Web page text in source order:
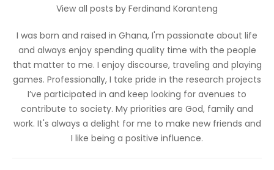
View all posts by Ferdinand Koranteng
I was born and raised in Ghana, I'm passionate about life
and always enjoy spending quality time with the people
that matter to me. I enjoy discourse, traveling and playing
games. Professionally, I take pride in the research projects
I’ve participated in and keep looking for avenues to
contribute to society. My priorities are God, family and
work. It's always a delight for me to make new friends and
I like being a positive influence.